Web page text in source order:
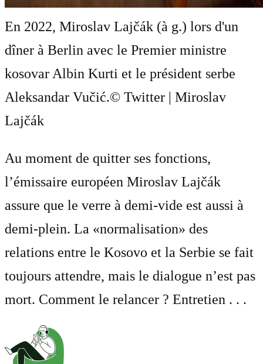
En 2022, Miroslav Lajčák (à g.) lors d'un
dîner à Berlin avec le Premier ministre
kosovar Albin Kurti et le président serbe
Aleksandar Vučić.© Twitter | Miroslav
Lajčák
Au moment de quitter ses fonctions,
l’émissaire européen Miroslav Lajčák
assure que le verre à demi-vide est aussi à
demi-plein. La «normalisation» des
relations entre le Kosovo et la Serbie se fait
toujours attendre, mais le dialogue n’est pas
mort. Comment le relancer ? Entretien . . .